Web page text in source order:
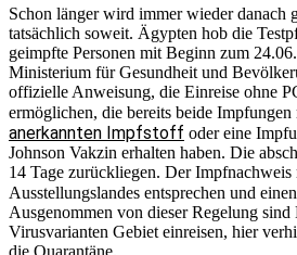
Schon länger wird immer wieder danach
tatsächlich soweit. Ägypten hob die
geimpfte Personen mit Beginn zum
Ministerium für Gesundheit und
offizielle Anweisung, die Einreise ohne
ermöglichen, die bereits beide
anerkannten Impfstoff oder eine
Johnson Vakzin erhalten haben. Die
14 Tage zurückliegen. Der Impfnachweis
Ausstellungslandes entsprechen und einen
Ausgenommen von dieser Regelung sind
Virusvarianten Gebiet einreisen, hier